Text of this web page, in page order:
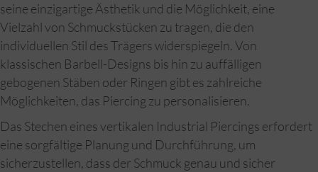
seine einzigartige Ästhetik und die Möglichkeit, eine
Vielzahl von Schmuckstücken zu tragen, die den
individuellen Stil des Trägers widerspiegeln. Von
klassischen Barbell-Designs bis hin zu auffälligen
gebogenen Stäben oder Ringen gibt es zahlreiche
Möglichkeiten, das Piercing zu personalisieren.
Das Stechen eines vertikalen Industrial Piercings erfordert
eine sorgfältige Planung und Durchführung, um
sicherzustellen, dass der Schmuck genau und sicher